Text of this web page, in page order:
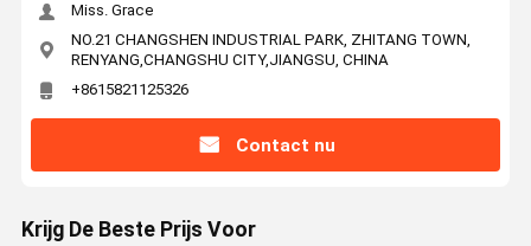
Miss. Grace
NO.21 CHANGSHEN INDUSTRIAL PARK, ZHITANG TOWN,
RENYANG,CHANGSHU CITY,JIANGSU, CHINA
+8615821125326
Contact nu
Krijg De Beste Prijs Voor